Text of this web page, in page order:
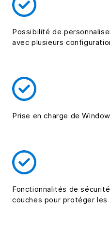
Possibilité de
avec plusieurs
Prise en charge de
Fonctionnalités de
couches pour protéger les